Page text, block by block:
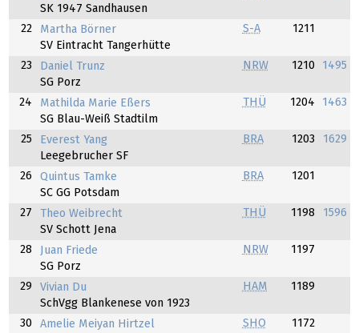
SK 1947 Sandhausen
22
Martha Börner
SV Eintracht Tangerhütte
S-A 1211
23
Daniel Trunz
SG Porz
NRW 1210 1495
24
Mathilda Marie Eßers
SG Blau-Weiß Stadtilm
THÜ 1204 1463
25
Everest Yang
Leegebrucher SF
BRA 1203 1629
26
Quintus Tamke
SC GG Potsdam
BRA 1201
27
Theo Weibrecht
SV Schott Jena
THÜ 1198 1596
28
Juan Friede
SG Porz
NRW 1197
29
Vivian Du
SchVgg Blankenese von 1923
HAM 1189
30
Amelie Meiyan Hirtzel
SHO 1172